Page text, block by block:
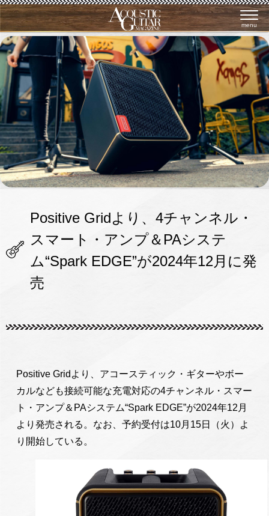
menu
Positive Gridより、4チャンネル・
スマート・アンプ＆PAシステ
ム“Spark EDGE”が2024年12月に発
売
Positive Gridより、アコースティック・ギターやボー
カルなども接続可能な充電対応の4チャンネル・スマー
ト・アンプ＆PAシステム“Spark EDGE”が2024年12月
より発売される。なお、予約受付は10月15日（火）よ
り開始している。